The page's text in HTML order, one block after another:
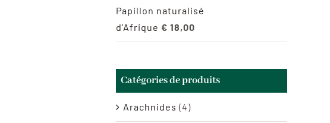
Papillon naturalisé
d'Afrique € 18,00
Catégories de produits
Arachnides (4)